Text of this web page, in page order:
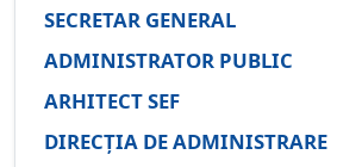
SECRETAR GENERAL
ADMINISTRATOR PUBLIC
ARHITECT SEF
DIRECȚIA DE ADMINISTRARE